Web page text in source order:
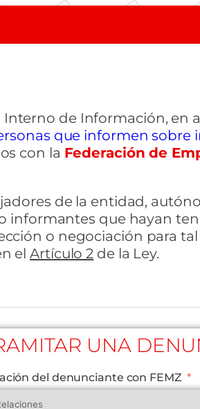
Interno de Información, en
que informen
con la Federación de
de la entidad,
informantes que hayan
o negociación para
elArtículo 2 de la Ley.
UNA
del denunciante con FEMZ